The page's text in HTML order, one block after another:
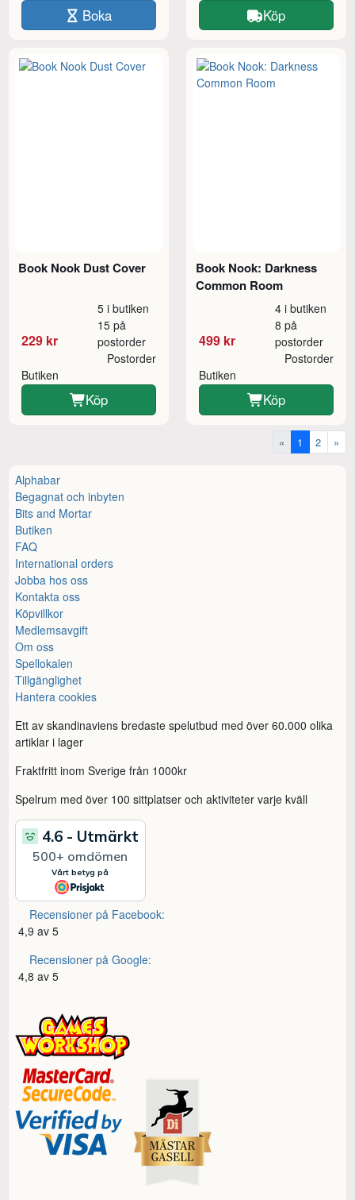
Boka Köp
Book Nook Dust Cover
229 kr
5 i butiken
15 på
postorder
Butiken
Postorder
Köp
Book Nook: Darkness
Common Room
499 kr
4 i butiken
8 på
postorder
Butiken
Postorder
Köp
« 1 2 »
Alphabar
Begagnat och inbyten
Bits and Mortar
Butiken
FAQ
International orders
Jobba hos oss
Kontakta oss
Köpvillkor
Medlemsavgift
Om oss
Spellokalen
Tillgänglighet
Hantera cookies
Ett av skandinaviens bredaste spelutbud med över 60.000 olika
artiklar i lager
Fraktfritt inom Sverige från 1000kr
Spelrum med över 100 sittplatser och aktiviteter varje kväll
Recensioner på Facebook:
4,9 av 5
Recensioner på Google:
4,8 av 5